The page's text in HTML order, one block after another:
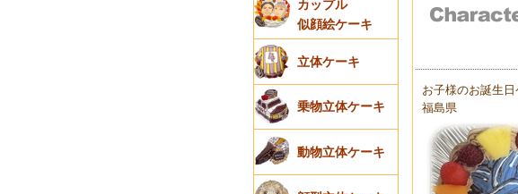
カップル
似顔絵ケーキ
立体ケーキ
乗物立体ケーキ
動物立体ケーキ
お子様のお誕生日
福島県